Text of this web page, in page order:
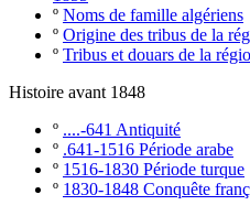
º Noms de famille algériens
º Origine des tribus de la
º Tribus et douars de la
Histoire avant 1848
º ....-641 Antiquité
º .641-1516 Période arabe
º 1516-1830 Période turque
º 1830-1848 Conquête